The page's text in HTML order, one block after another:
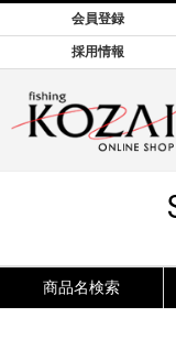
会員登録
採用情報
商品名検索